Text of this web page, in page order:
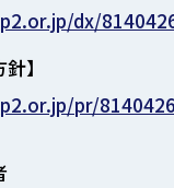
dx/
】
pr/